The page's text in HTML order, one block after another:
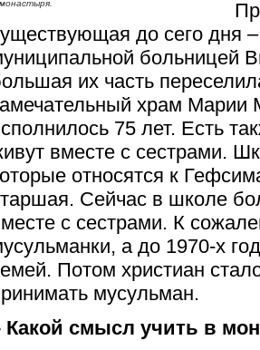
монастыря.
до сего дня
больницей
их часть
храм
75 лет. Есть
вместе с сестрами.
относятся к
Сейчас в школе
с сестрами. К
а до 1970-х
Потом христиан
мусульман.
Какой смысл учить в